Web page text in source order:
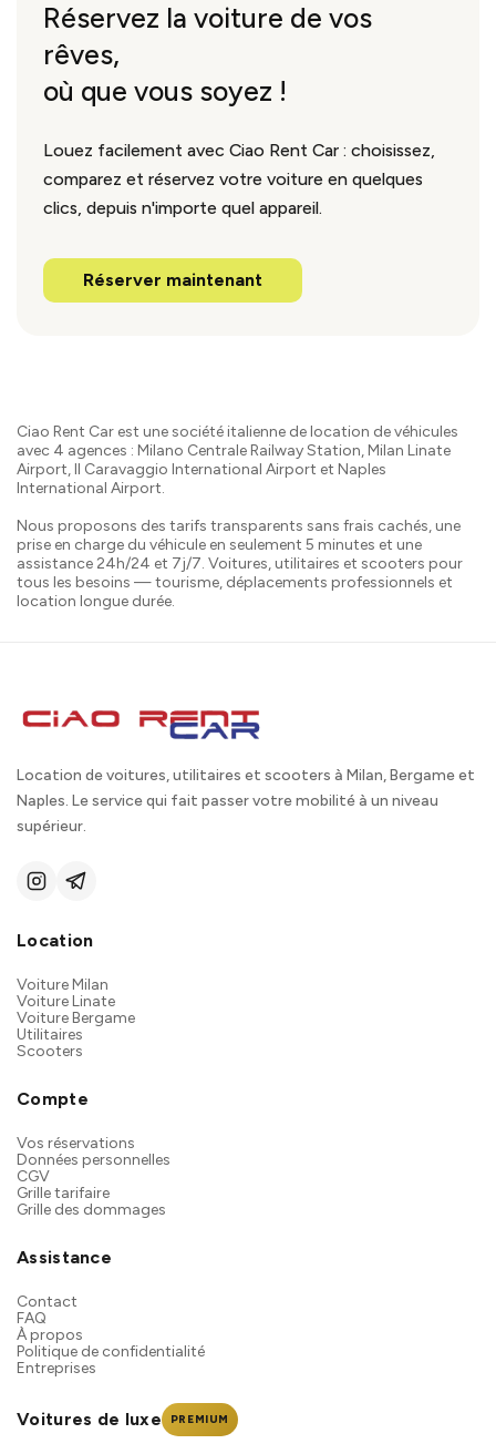
Réservez la voiture de vos
rêves,
où que vous soyez !
Louez facilement avec Ciao Rent Car : choisissez,
comparez et réservez votre voiture en quelques
clics, depuis n'importe quel appareil.
Réserver maintenant
Ciao Rent Car est une société italienne de location de véhicules
avec 4 agences : Milano Centrale Railway Station, Milan Linate
Airport, Il Caravaggio International Airport et Naples
International Airport.
Nous proposons des tarifs transparents sans frais cachés, une
prise en charge du véhicule en seulement 5 minutes et une
assistance 24h/24 et 7j/7. Voitures, utilitaires et scooters pour
tous les besoins — tourisme, déplacements professionnels et
location longue durée.
Location de voitures, utilitaires et scooters à Milan, Bergame et
Naples. Le service qui fait passer votre mobilité à un niveau
supérieur.
Location
Voiture Milan
Voiture Linate
Voiture Bergame
Utilitaires
Scooters
Compte
Vos réservations
Données personnelles
CGV
Grille tarifaire
Grille des dommages
Assistance
Contact
FAQ
À propos
Politique de confidentialité
Entreprises
Voitures de luxe PREMIUM